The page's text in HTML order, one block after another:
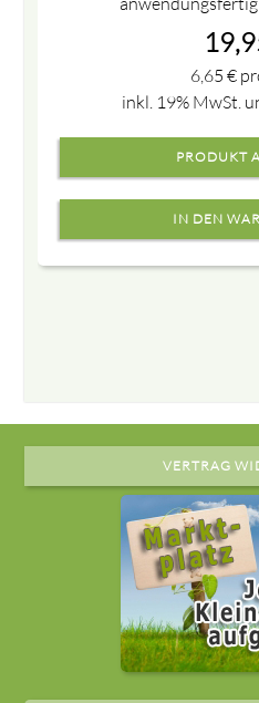
6,65 €
inkl. 19% MwSt.
PRODUKT
VERTRAG